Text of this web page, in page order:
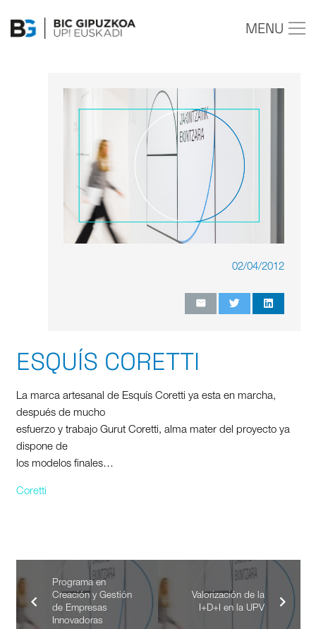
MENU
02/04/2012
ESQUÍS CORETTI
La marca artesanal de Esquís Coretti ya esta en marcha,
después de mucho
esfuerzo y trabajo Gurut Coretti, alma mater del proyecto ya
dispone de
los modelos finales…
Coretti
Programa en
Creación y Gestión
de Empresas
Innovadoras
Valorización de la
I+D+I en la UPV